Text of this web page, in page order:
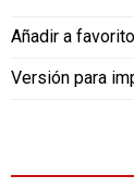
Añadir a
Versión para